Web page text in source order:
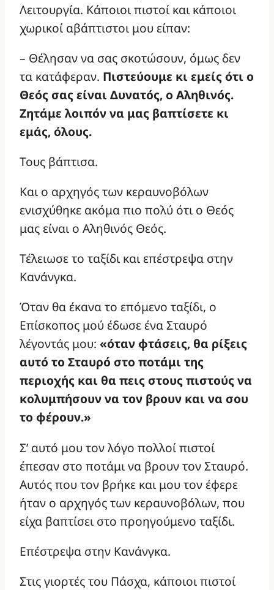
Λειτουργία. Κάποιοι πιστοί και κάποιοι
χωρικοί αβάπτιστοι μου είπαν:
– Θέλησαν να σας σκοτώσουν, όμως δεν
τα κατάφεραν. Πιστεύουμε κι εμείς ότι ο
Θεός σας είναι Δυνατός, ο Αληθινός.
Ζητάμε λοιπόν να μας βαπτίσετε κι
εμάς, όλους.
Τους βάπτισα.
Και ο αρχηγός των κεραυνοβόλων
ενισχύθηκε ακόμα πιο πολύ ότι ο Θεός
μας είναι ο Αληθινός Θεός.
Τέλειωσε το ταξίδι και επέστρεψα στην
Κανάνγκα.
Όταν θα έκανα το επόμενο ταξίδι, ο
Επίσκοπος μού έδωσε ένα Σταυρό
λέγοντάς μου: «όταν φτάσεις, θα ρίξεις
αυτό το Σταυρό στο ποτάμι της
περιοχής και θα πεις στους πιστούς να
κολυμπήσουν να τον βρουν και να σου
το φέρουν.»
Σ’ αυτό μου τον λόγο πολλοί πιστοί
έπεσαν στο ποτάμι να βρουν τον Σταυρό.
Αυτός που τον βρήκε και μου τον έφερε
ήταν ο αρχηγός των κεραυνοβόλων, που
είχα βαπτίσει στο προηγούμενο ταξίδι.
Επέστρεψα στην Κανάνγκα.
Στις γιορτές του Πάσχα, κάποιοι πιστοί